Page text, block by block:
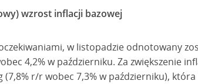
wzrost inflacji bazowej
w listopadzie odnotowany
4,2% w październiku. Za zwiększenie
(7,8% r/r wobec 7,3% w październiku),